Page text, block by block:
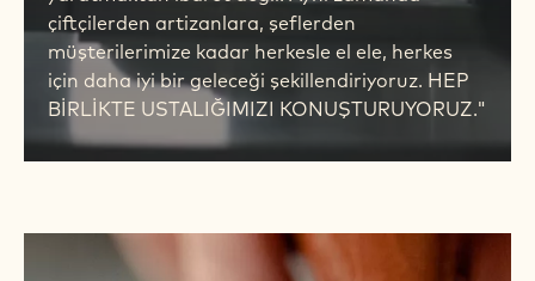
"MANİFESTOMUZ "
"El birliğiyle ateşi canlı tutacağız. Dünyanın en
uğraş, kişisel zaferleri ve işteki başarıları
tatlandırmak için çikolatanın hep daha iyisini